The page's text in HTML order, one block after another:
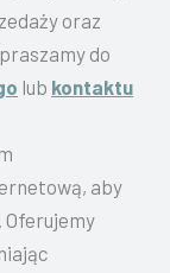
oraz
do
lub kontaktu
aby
Oferujemy